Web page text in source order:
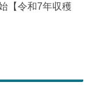
【令和7年収穫